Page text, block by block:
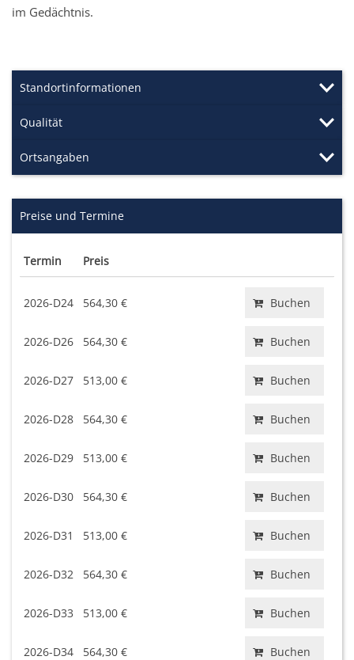
im Gedächtnis.
Standortinformationen
Qualität
Ortsangaben
Preise und Termine
Termin Preis
2026-D24 564,30 € Buchen
2026-D26 564,30 € Buchen
2026-D27 513,00 € Buchen
2026-D28 564,30 € Buchen
2026-D29 513,00 € Buchen
2026-D30 564,30 € Buchen
2026-D31 513,00 € Buchen
2026-D32 564,30 € Buchen
2026-D33 513,00 € Buchen
2026-D34 564,30 € Buchen